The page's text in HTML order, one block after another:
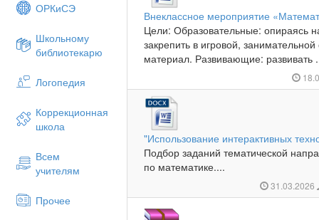
ОРКиСЭ
Школьному
библиотекарю
Логопедия
Коррекционная
школа
Всем
учителям
Прочее
Внеклассное мероприятие
Цели: Образовательные: опираясь
закрепить в игровой,
материал. Развивающие: развивать
"Использование интерактивных
Подбор заданий тематической
по математике....
31.03.2026